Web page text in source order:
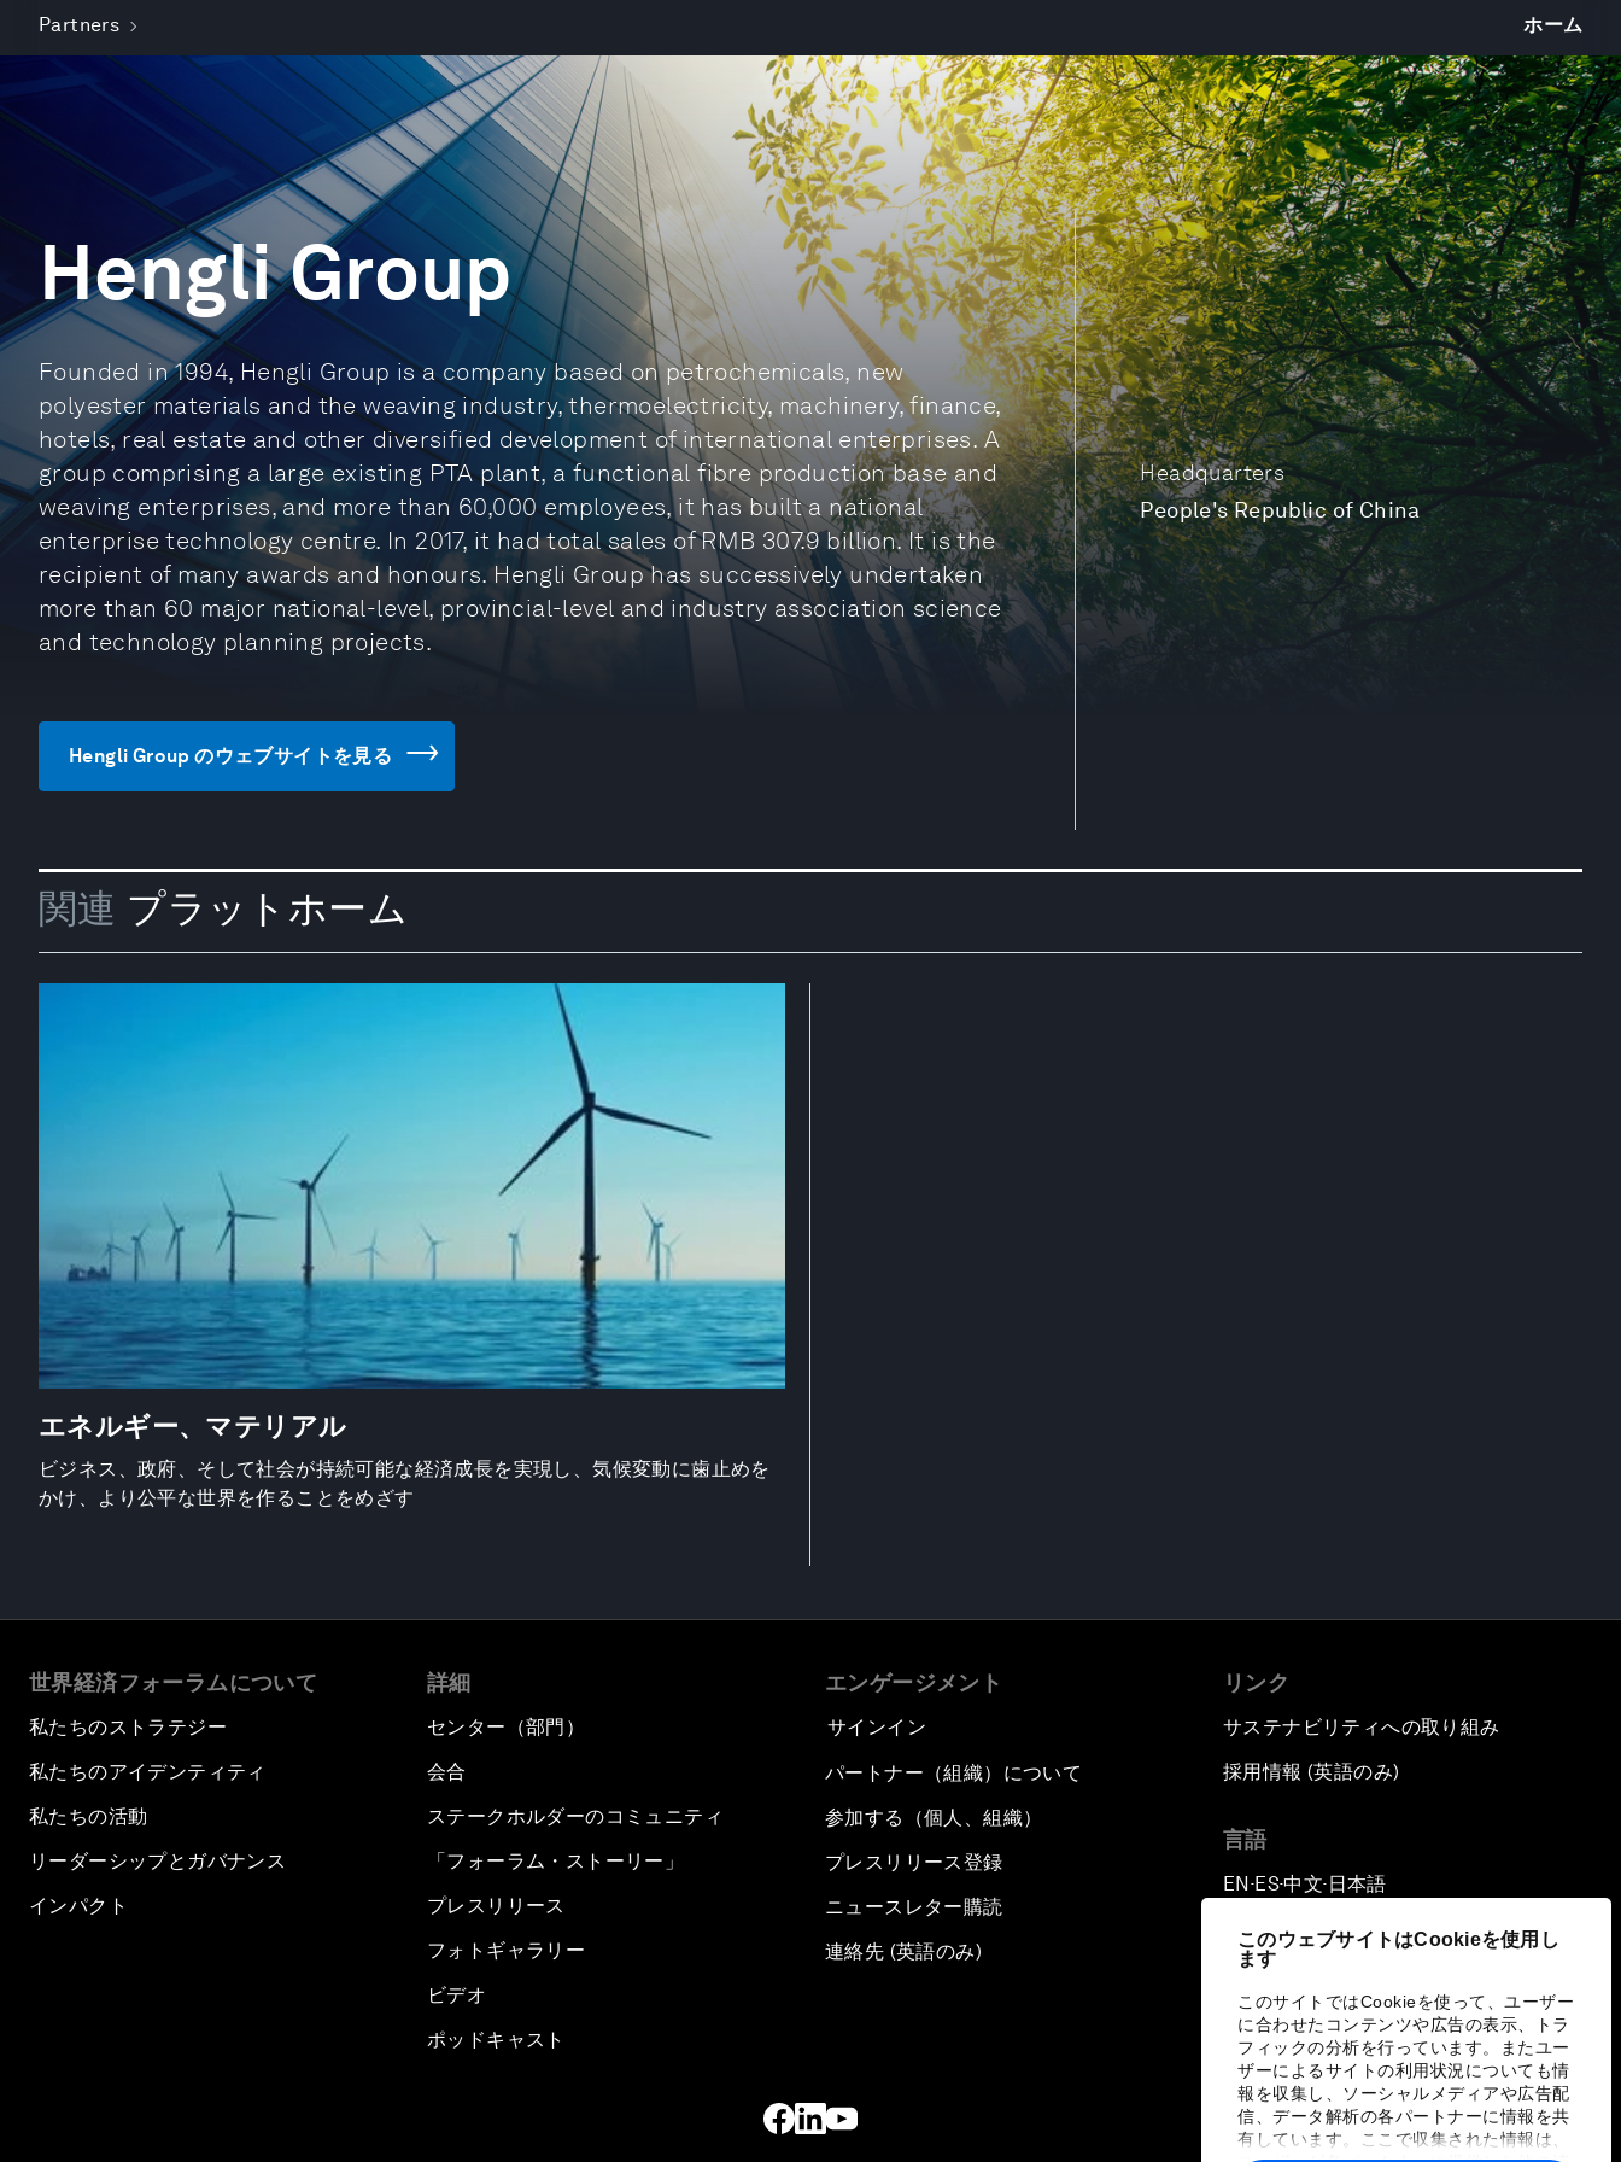
このウェブサイトはCookieを使用し
ます
このサイトではCookieを使って、ユーザー
に合わせたコンテンツや広告の表示、トラ
フィックの分析を行っています。またユー
ザーによるサイトの利用状況についても情
報を収集し、ソーシャルメディアや広告配
信、データ解析の各パートナーに情報を共
有しています。ここで収集された情報は、
Partners ホーム
Headquarters
People's Republic of China
Hengli Group
Founded in 1994, Hengli Group is a company based on petrochemicals, new
polyester materials and the weaving industry, thermoelectricity, machinery, finance,
hotels, real estate and other diversified development of international enterprises. A
group comprising a large existing PTA plant, a functional fibre production base and
weaving enterprises, and more than 60,000 employees, it has built a national
enterprise technology centre. In 2017, it had total sales of RMB 307.9 billion. It is the
recipient of many awards and honours. Hengli Group has successively undertaken
more than 60 major national-level, provincial-level and industry association science
and technology planning projects.
Hengli Group のウェブサイトを見る
関連 プラットホーム
エネルギー、マテリアル
ビジネス、政府、そして社会が持続可能な経済成長を実現し、気候変動に歯止めを
かけ、より公平な世界を作ることをめざす
世界経済フォーラムについて
私たちのストラテジー
私たちのアイデンティティ
私たちの活動
リーダーシップとガバナンス
インパクト
詳細
センター（部門）
会合
ステークホルダーのコミュニティ
「フォーラム・ストーリー」
プレスリリース
フォトギャラリー
ビデオ
ポッドキャスト
エンゲージメント
サインイン
パートナー（組織）について
参加する（個人、組織）
プレスリリース登録
ニュースレター購読
連絡先 (英語のみ)
リンク
サステナビリティへの取り組み
採用情報 (英語のみ)
言語
EN ▪ES▪中文▪ 日本語